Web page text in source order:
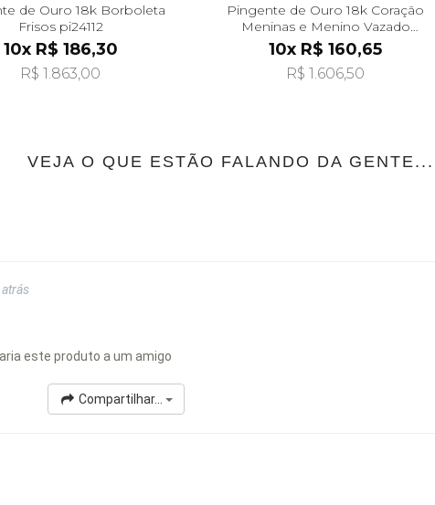
de Ouro 18k Borboleta
Frisos pi24112
10x R$ 186,30
R$ 1.863,00
Pingente de Ouro 18k Coração
Meninas e Menino Vazado
pi24484
10x R$ 160,65
R$ 1.606,50
VEJA O QUE ESTÃO FALANDO DA GENTE...
este produto a um amigo
Compartilhar...